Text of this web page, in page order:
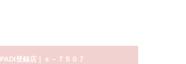
PADI登録店｜ｓ－７５０７